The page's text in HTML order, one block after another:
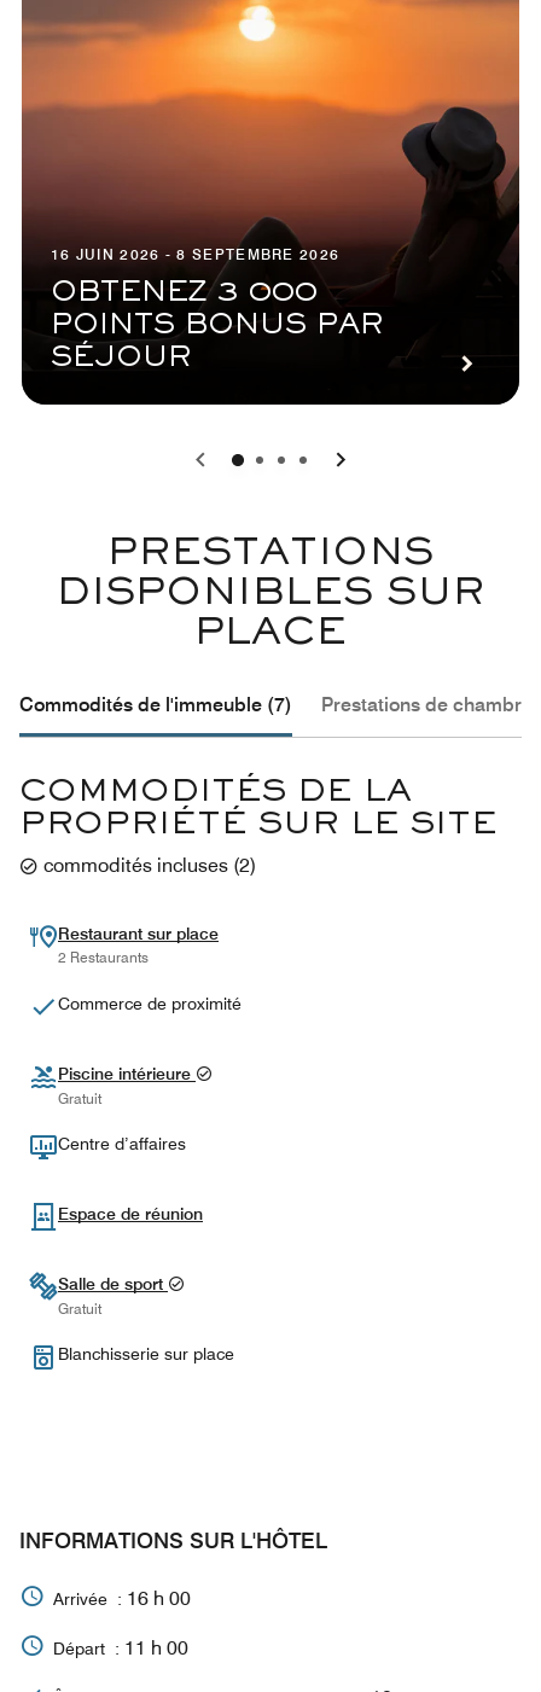
16 JUIN 2026 - 8 SEPTEMBRE 2026
OBTENEZ 3 000
POINTS BONUS PAR
SÉJOUR
0 1 2 3
PRESTATIONS
DISPONIBLES SUR
PLACE
Commodités de l'immeuble (7) Prestations de chambre
COMMODITÉS DE LA
PROPRIÉTÉ SUR LE SITE
commodités incluses (2)
Restaurant sur place
2 Restaurants
Commerce de proximité
Piscine intérieure
Gratuit
Centre d’affaires
Espace de réunion
Salle de sport
Gratuit
Blanchisserie sur place
INFORMATIONS SUR L'HÔTEL
Arrivée : 16 h 00
Départ : 11 h 00